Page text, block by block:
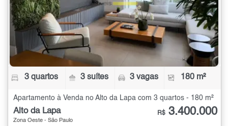
3 quartos 3 suítes 3 vagas 180 m²
Apartamento à Venda no Alto da Lapa com 3 quartos - 180 m²
Alto da Lapa
Zona Oeste - São Paulo
R$ 3.400.000